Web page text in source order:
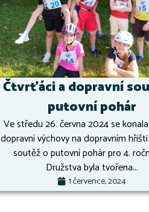
Čtvrťáci a dopravní
putovní pohár
Ve středu 26. června 2024 se
dopravní výchovy na dopravním
soutěž o putovní pohár pro 4.
Družstva byla tvořena...
1 července, 2024